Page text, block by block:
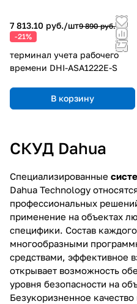
7 813.10 руб./шт9 890 руб.
-21%
терминал учета рабочего
времени DHI-ASA1222E-S
В корзину
СКУД Dahua
Специализированные
Dahua Technology
профессиональных
применение на объектах
специфики. Состав
многообразными
средствами, эффективное
открывает возможность
уровня безопасности на
Безукоризненное